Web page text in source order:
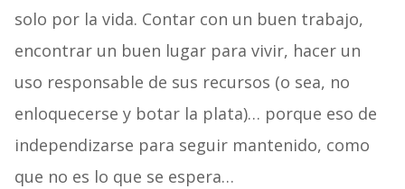
solo por la vida. Contar con un buen trabajo,
encontrar un buen lugar para vivir, hacer un
uso responsable de sus recursos (o sea, no
enloquecerse y botar la plata)… porque eso de
independizarse para seguir mantenido, como
que no es lo que se espera…